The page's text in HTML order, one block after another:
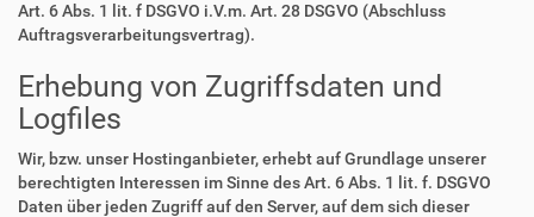
Art. 6 Abs. 1 lit. f DSGVO i.V.m. Art. 28 DSGVO (Abschluss
Auftragsverarbeitungsvertrag).
Erhebung von Zugriffsdaten und
Logfiles
Wir, bzw. unser Hostinganbieter, erhebt auf Grundlage unserer
berechtigten Interessen im Sinne des Art. 6 Abs. 1 lit. f. DSGVO
Daten über jeden Zugriff auf den Server, auf dem sich dieser